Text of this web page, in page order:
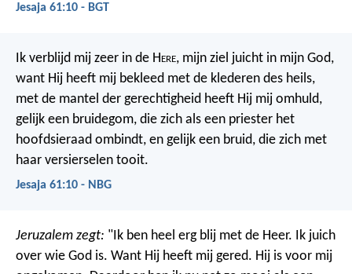
Jesaja 61:10 - BGT
Ik verblijd mij zeer in de Here, mijn ziel juicht in mijn God,
want Hij heeft mij bekleed met de klederen des heils,
met de mantel der gerechtigheid heeft Hij mij omhuld,
gelijk een bruidegom, die zich als een priester het
hoofdsieraad ombindt, en gelijk een bruid, die zich met
haar versierselen tooit.
Jesaja 61:10 - NBG
Jeruzalem zegt: "Ik ben heel erg blij met de Heer. Ik juich
over wie God is. Want Hij heeft mij gered. Hij is voor mij